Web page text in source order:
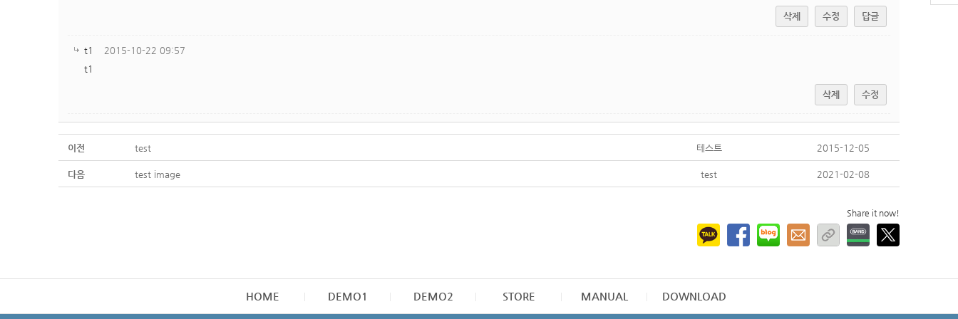
삭제 수정 답글
t1
2015-10-22 09:57
t1
삭제 수정
이전 test 테스트 2015-12-05
다음 test image test 2021-02-08
Share it now!
HOME DEMO1 DEMO2 STORE MANUAL DOWNLOAD